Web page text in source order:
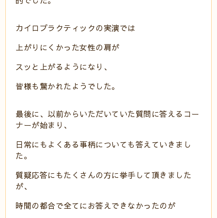
カイロプラクティックの実演では
上がりにくかった女性の肩が
スッと上がるようになり、
皆様も驚かれたようでした。
最後に、以前からいただいていた質問に答えるコー
ナーが始まり、
日常にもよくある事柄についても答えていきまし
た。
質疑応答にもたくさんの方に挙手して頂きました
が、
時間の都合で全てにお答えできなかったのが